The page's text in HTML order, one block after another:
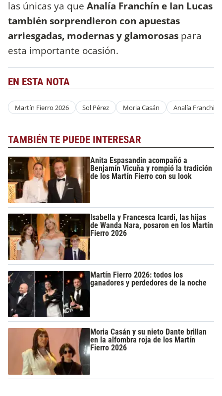
las únicas ya que Analía Franchín e Ian Lucas
también sorprendieron con apuestas
arriesgadas, modernas y glamorosas para
esta importante ocasión.
EN ESTA NOTA
Martín Fierro 2026 Sol Pérez Moria Casán Analía Franchín
TAMBIÉN TE PUEDE INTERESAR
Anita Espasandin acompañó a
Benjamín Vicuña y rompió la tradición
de los Martín Fierro con su look
Isabella y Francesca Icardi, las hijas
de Wanda Nara, posaron en los Martín
Fierro 2026
Martín Fierro 2026: todos los
ganadores y perdedores de la noche
Moria Casán y su nieto Dante brillan
en la alfombra roja de los Martín
Fierro 2026